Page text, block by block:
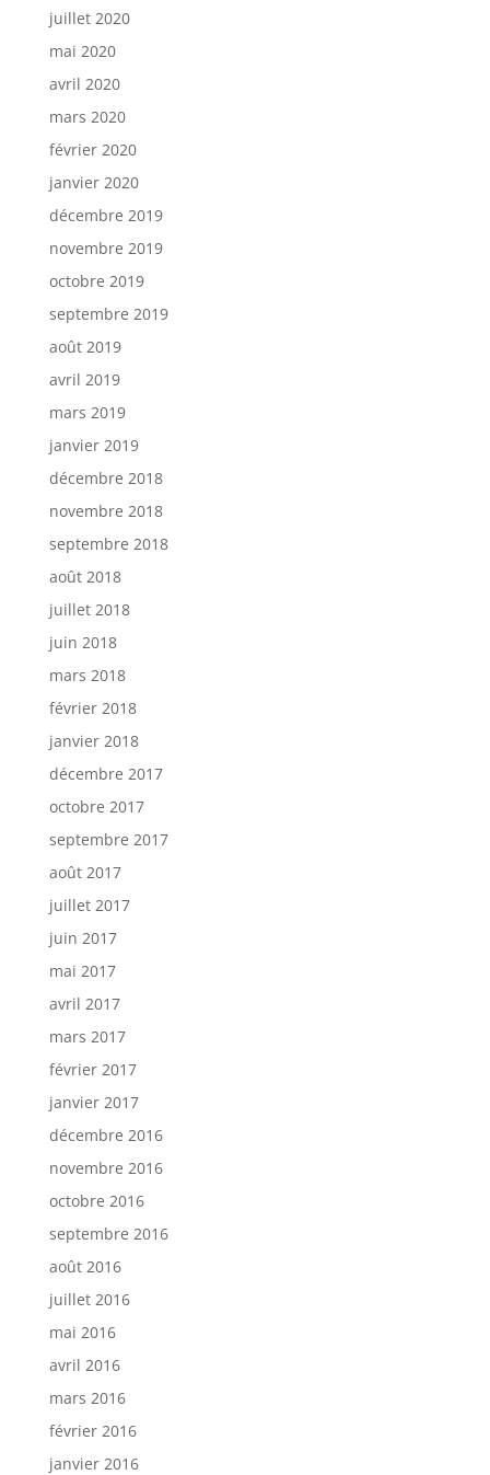
juillet 2020
mai 2020
avril 2020
mars 2020
février 2020
janvier 2020
décembre 2019
novembre 2019
octobre 2019
septembre 2019
août 2019
avril 2019
mars 2019
janvier 2019
décembre 2018
novembre 2018
septembre 2018
août 2018
juillet 2018
juin 2018
mars 2018
février 2018
janvier 2018
décembre 2017
octobre 2017
septembre 2017
août 2017
juillet 2017
juin 2017
mai 2017
avril 2017
mars 2017
février 2017
janvier 2017
décembre 2016
novembre 2016
octobre 2016
septembre 2016
août 2016
juillet 2016
mai 2016
avril 2016
mars 2016
février 2016
janvier 2016